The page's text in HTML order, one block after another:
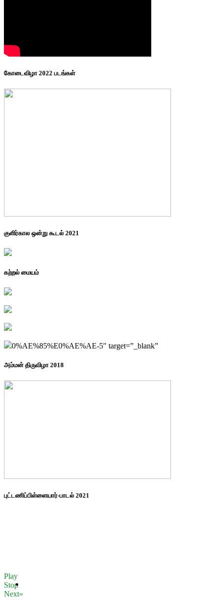
கோடைவிழா 2022 படங்கள்
குளிர்கால ஒன்று கூடல் 2021
கற்றல் மையம்
0%AE%85%E0%AE%AE-5″ target=”_blank”
அம்மன் திருவிழா 2018
புட்டணிப்பிள்ளையார்-பாடல் 2021
Play
Stop
Next»